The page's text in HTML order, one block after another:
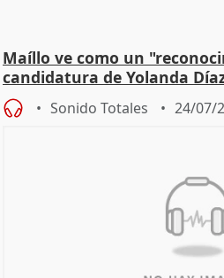
Maíllo ve como un
candidatura de Yolanda
Sonido Totales 24/07/